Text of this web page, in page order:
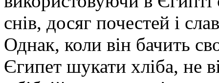
снів, досяг почестей і
Однак, коли він бачить
Єгипет шукати хліба, не